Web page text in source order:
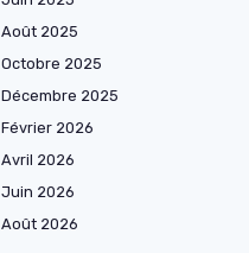
Août 2025
Octobre 2025
Décembre 2025
Février 2026
Avril 2026
Juin 2026
Août 2026